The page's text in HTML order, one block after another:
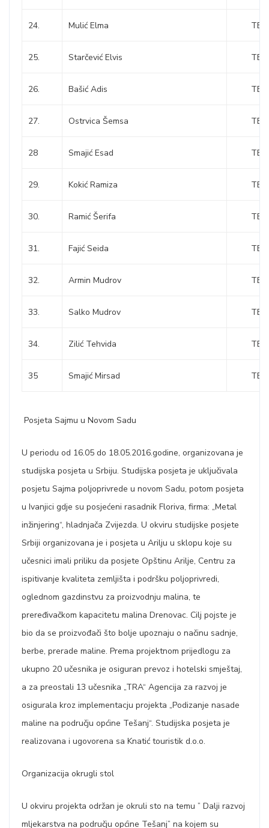
24. Mulić Elma
25. Starčević Elvis
26. Bašić Adis
27. Ostrvica Šemsa
28 Smajić Esad
29. Kokić Ramiza
30. Ramić Šerifa
31. Fajić Seida
32. Armin Mudrov
33. Salko Mudrov
34. Zilić Tehvida
35 Smajić Mirsad
Posjeta Sajmu u Novom Sadu
U periodu od 16.05 do 18.05.2016.godine, organizovana je
studijska posjeta u Srbiju. Studijska posjeta je uključivala
posjetu Sajma poljoprivrede u novom Sadu, potom posjeta
u Ivanjici gdje su posjećeni rasadnik Floriva, firma: „Metal
inžinjering“, hladnjača Zvijezda. U okviru studijske posjete
Srbiji organizovana je i posjeta u Arilju u sklopu koje su
učesnici imali priliku da posjete Opštinu Arilje, Centru za
ispitivanje kvaliteta zemljišta i podršku poljoprivredi,
oglednom gazdinstvu za proizvodnju malina, te
preređivačkom kapacitetu malina Drenovac. Cilj pojste je
bio da se proizvođači što bolje upoznaju o načinu sadnje,
berbe, prerade maline. Prema projektnom prijedlogu za
ukupno 20 učesnika je osiguran prevoz i hotelski smještaj,
a za preostali 13 učesnika „TRA“ Agencija za razvoj je
osigurala kroz implementacju projekta „Podizanje nasade
maline na području općine Tešanj“. Studijska posjeta je
realizovana i ugovorena sa Knatić touristik d.o.o.
Organizacija okrugli stol
U okviru projekta održan je okruli sto na temu ” Dalji razvoj
mljekarstva na području općine Tešanj” na kojem su